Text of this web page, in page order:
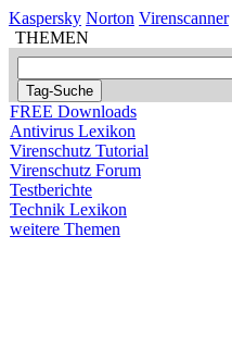
Kaspersky Norton Virenscanner
THEMEN
FREE Downloads
Antivirus Lexikon
Virenschutz Tutorial
Virenschutz Forum
Testberichte
Technik Lexikon
weitere Themen